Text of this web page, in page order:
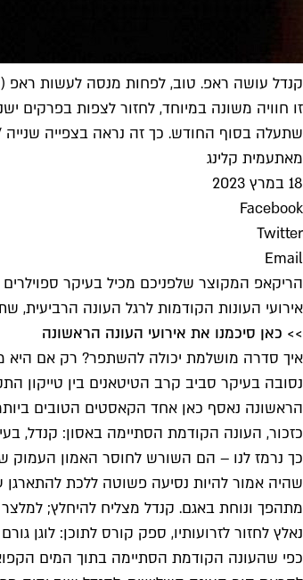
קנדל עושה ראפ. טוב, לפחות מנסה לעשות ראפ (מתוך עונה 2
זו חוויה משונה במיוחד, לחזור לצפות בפרקים
שתעלה בסוף החודש. כך זה נראה בצפייה שנייה
מאתעמית קלינג
18 במרץ 2023
Facebook
Twitter
Email
הריקאפ המקוצר שלפניכם מכיל בעיקר ספוילרים
אירועי העונות הקודמות לרגל העונה הרביעית, שתעלה לשידור ב-26.3 ותזכה,
>> כאן סיכמנו את אירועי העונה הראשונה
איך סדרה מושלמת יכולה להשתפר? רק אם היא
נסובה בעיקר סביב קרב הטיטאנים בין טייקון
הראשונה נאסף כאן אחד הקאסטים הטובים
כזכור, העונה הקודמת הסתיימה באסון: קנדל,
כך נרמז לנו – הם השורש לחוסר האמון העמוק
שהיה אמור להיות נסיעה פשוטה ללכת
מתהפך ונוחת באגם. קנדל מצליח להיחלץ;
נאלץ לחזור לזרועותיו, ספק קורס לתוכן: לוגן
כפי שהעונה הקודמת הסתיימה בתוך המים